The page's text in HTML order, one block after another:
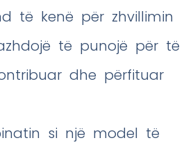
të kenë për zhvillimin
të punojë për të
dhe përfituar
si një model të